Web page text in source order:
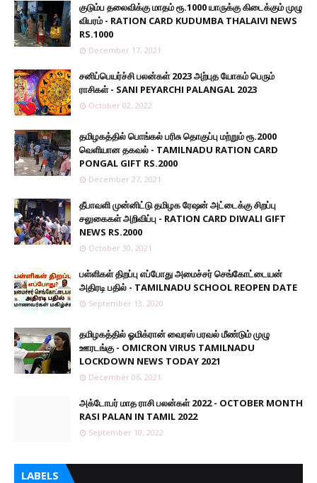
குடும்ப தலைவிக்கு மாதம் ரூ.1000 யாருக்கு கிடைக்கும் முழு
விபரம் - RATION CARD KUDUMBA THALAIVI NEWS
RS.1000
December 17, 2021
சனிப்பெயர்ச்சி பலன்கள் 2023 அற்புத யோகம் பெரும்
ராசிகள் - SANI PEYARCHI PALANGAL 2023
October 02, 2022
தமிழகத்தில் பொங்கல் பரிசு தொகுப்பு மற்றும் ரூ.2000
வெளியான தகவல் - TAMILNADU RATION CARD
PONGAL GIFT RS.2000
December 27, 2021
தீபாவளி முன்னிட்டு தமிழக ரேஷன் அட்டைக்கு சிறப்பு
சலுகைகள் அறிவிப்பு - RATION CARD DIWALI GIFT
NEWS RS.2000
October 30, 2021
பள்ளிகள் திறப்பு எப்போது அமைச்சர் செங்கோட்டையன்
அதிரடி பதில் - TAMILNADU SCHOOL REOPEN DATE
September 13, 2020
தமிழகத்தில் ஓமிக்ரான் வைரஸ் பரவல் மீண்டும் முழு
ஊரடங்கு - OMICRON VIRUS TAMILNADU
LOCKDOWN NEWS TODAY 2021
December 06, 2021
அக்டோபர் மாத ராசி பலன்கள் 2022 - OCTOBER MONTH
RASI PALAN IN TAMIL 2022
September 10, 2022
LABELS